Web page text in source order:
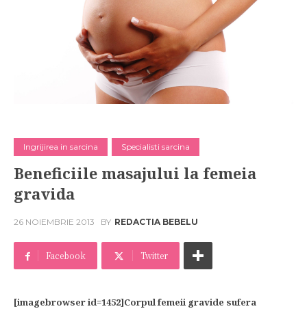
Ingrijirea in sarcina Specialisti sarcina
Beneficiile masajului la femeia
gravida
26 NOIEMBRIE 2013 BY REDACTIA BEBELU
Facebook Twitter
[imagebrowser id=1452]Corpul femeii gravide sufera